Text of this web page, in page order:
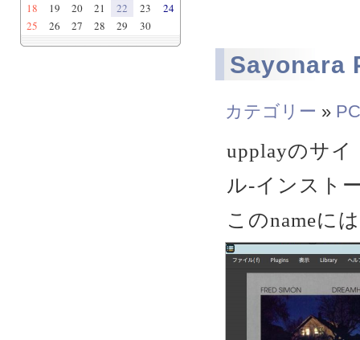
Sayonara
カテゴリー »
upplayのサ
ル-インスト
このnameに
18
19 20 21 22 23
24
25
26 27 28 29 30